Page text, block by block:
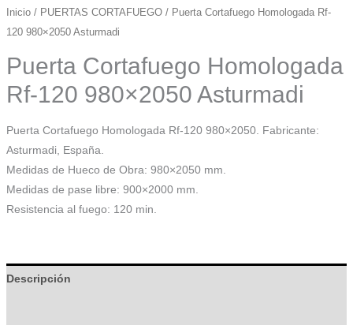
Inicio/ PUERTAS CORTAFUEGO/ Puerta Cortafuego Homologada Rf-
120 980×2050 Asturmadi
Puerta Cortafuego Homologada
Rf-120 980×2050 Asturmadi
Puerta Cortafuego Homologada Rf-120 980×2050. Fabricante:
Asturmadi, España.
Medidas de Hueco de Obra: 980×2050 mm.
Medidas de pase libre: 900×2000 mm.
Resistencia al fuego: 120 min.
Descripción